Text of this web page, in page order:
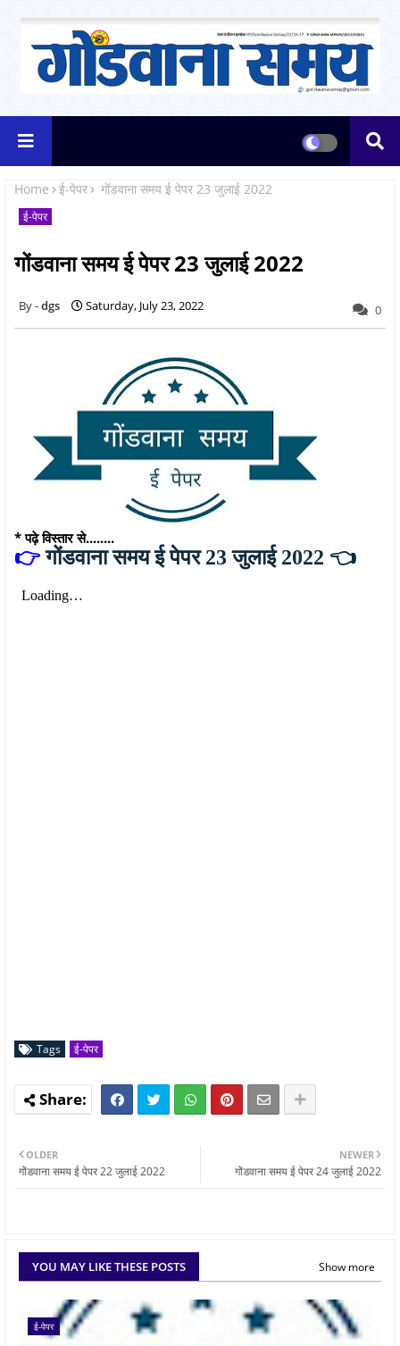
Home ई-पेपर गोंडवाना समय ई पेपर 23 जुलाई 2022
ई-पेपर
गोंडवाना समय ई पेपर 23 जुलाई 2022
dgs Saturday, July 23, 2022 0
* पढ़े विस्तार से........
👉गोंडवाना समय ई पेपर 23 जुलाई 2022 👈
Tags ई-पेपर
NEWER
गोंडवाना समय ई पेपर 24 जुलाई 2022
OLDER
गोंडवाना समय ई पेपर 22 जुलाई 2022
YOU MAY LIKE THESE POSTS Show more
ई-पेपर